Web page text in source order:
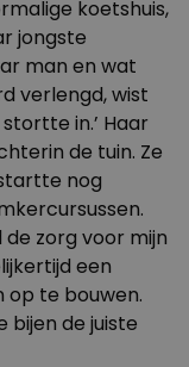
koetshuis,
jongste
man en wat
verlengd, wist
in.’ Haar
de tuin. Ze
nog
de zorg voor mijn
een
op te bouwen.
bijen de juiste